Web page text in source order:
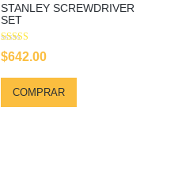
STANLEY SCREWDRIVER
SET
Avaliação
3.00
$642.00
COMPRAR